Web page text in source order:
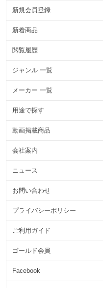
新規会員登録
新着商品
閲覧履歴
ジャンル 一覧
メーカー 一覧
用途で探す
動画掲載商品
会社案内
ニュース
お問い合わせ
プライバシーポリシー
ご利用ガイド
ゴールド会員
Facebook